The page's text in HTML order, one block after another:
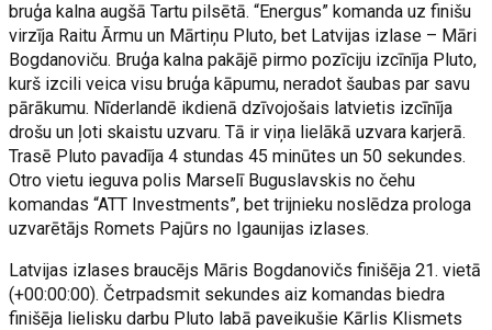
bruģa kalna augšā Tartu pilsētā. “Energus” komanda uz finišu
virzīja Raitu Ārmu un Mārtiņu Pluto, bet Latvijas izlase – Māri
Bogdanoviču. Bruģa kalna pakājē pirmo pozīciju izcīnīja Pluto,
kurš izcili veica visu bruģa kāpumu, neradot šaubas par savu
pārākumu. Nīderlandē ikdienā dzīvojošais latvietis izcīnīja
drošu un ļoti skaistu uzvaru. Tā ir viņa lielākā uzvara karjerā.
Trasē Pluto pavadīja 4 stundas 45 minūtes un 50 sekundes.
Otro vietu ieguva polis Marselī Buguslavskis no čehu
komandas “ATT Investments”, bet trijnieku noslēdza prologa
uzvarētājs Romets Pajūrs no Igaunijas izlases.
Latvijas izlases braucējs Māris Bogdanovičs finišēja 21. vietā
(+00:00:00). Četrpadsmit sekundes aiz komandas biedra
finišēja lielisku darbu Pluto labā paveikušie Kārlis Klismets